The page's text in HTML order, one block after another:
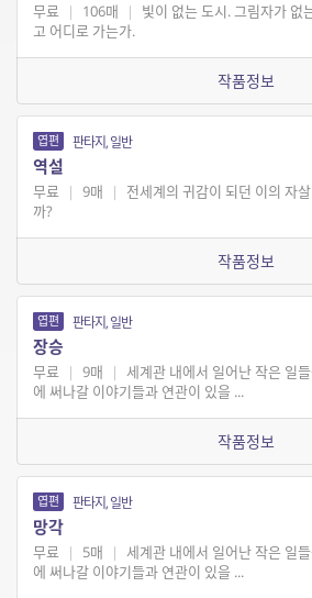
무료 | 106매 |
빛이 없는 도시. 그림자가 없
고 어디로 가는가.
작품정보
엽편 판타지, 일반
역설
무료 | 9매 |
전세계의 귀감이 되던 이의 자
까?
작품정보
엽편 판타지, 일반
장승
무료 | 9매 | 세계관 내에서 일어난 작은 일
에 써나갈 이야기들과 연관이 있을 ...
작품정보
엽편 판타지, 일반
망각
무료 | 5매 | 세계관 내에서 일어난 작은 일
에 써나갈 이야기들과 연관이 있을 ...